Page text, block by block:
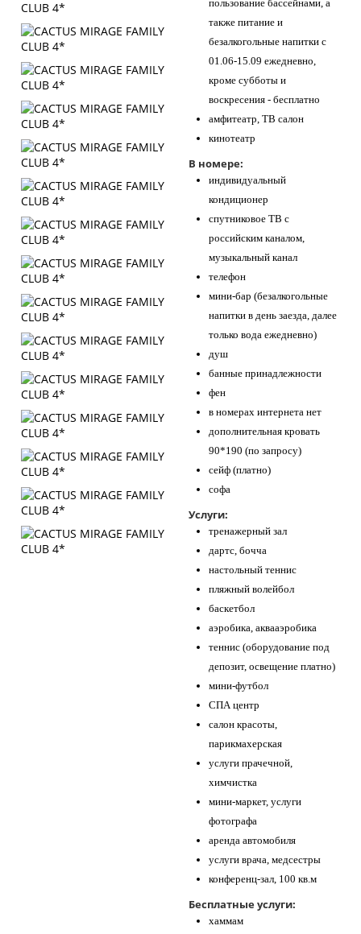
пользование бассейнами, а
также питание и
безалкогольные напитки с
01.06-15.09 ежедневно,
кроме субботы и
воскресения - бесплатно
амфитеатр, ТВ салон
кинотеатр
В номере:
индивидуальный
кондиционер
спутниковое ТВ с
российским каналом,
музыкальный канал
телефон
мини-бар (безалкогольные
напитки в день заезда, далее
только вода ежедневно)
душ
банные принадлежности
фен
в номерах интернета нет
дополнительная кровать
90*190 (по запросу)
сейф (платно)
софа
Услуги:
тренажерный зал
дартс, бочча
настольный теннис
пляжный волейбол
баскетбол
аэробика, аквааэробика
теннис (оборудование под
депозит, освещение платно)
мини-футбол
СПА центр
салон красоты,
парикмахерская
услуги прачечной,
химчистка
мини-маркет, услуги
фотографа
аренда автомобиля
услуги врача, медсестры
конференц-зал, 100 кв.м
Бесплатные услуги:
хаммам